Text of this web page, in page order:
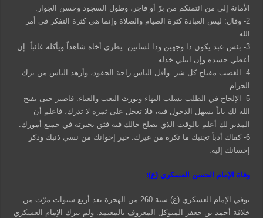
الأمانة إلى من ائتمنكم من برّ أو فاجر، وطول السجود وحسن الجوار.
2- وقال: ليس العبادة كثرة الصيام والصلاة وإنما هي كثرة التفكر في أمر
الله.
3- بئس عبد يكون ذا وجهين وذا لسانين. يطري أخاه شاهداً ويأكله غائباً. إن
أعطي حسده وإن ابتلي خذله.
4- الغضب مفتاح كل شر. وأقل الناس راحة الحقود، وأزهد الناس من ترك
الحرام.
5- الإلحاح في الطلب يسلب البهاء ويورث التعب والعناء. فاصبر حتى يفتح
الله لك باباً يسهل الدخول فيه، فلا تعجل على ثمرة لا تدرك، فاعلم أن
المدبر لك أعلم بالوقت الذي يصلح حالك فيه فثق بخبرته في جميع أمورك.
6- كفاك أدباً تجنبك ما تكره من غيرك. خير إخوانك من نسي ذنبك وذكر
إحسانك إليه.
وفاة الإمام الحسن العسكري (ع):
توفي الإمام العسكري (ع) سنة 260 من الهجرة بعد أربع سنوات مرّت من
خلافة أحمد بن جعفر المتوكل المعروف بالمعتمد. ولم يترك الإمام العسكري